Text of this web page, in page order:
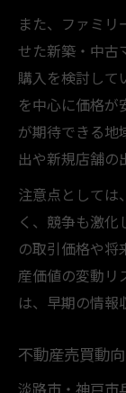
また、ファミ
せた新築・中古
購入を検討して
を中心に価格が
が期待できる地
出や新規店舗の
注意点としては
く、競争も激化
の取引価格や将
産価値の変動リ
は、早期の情報
不動産売買動